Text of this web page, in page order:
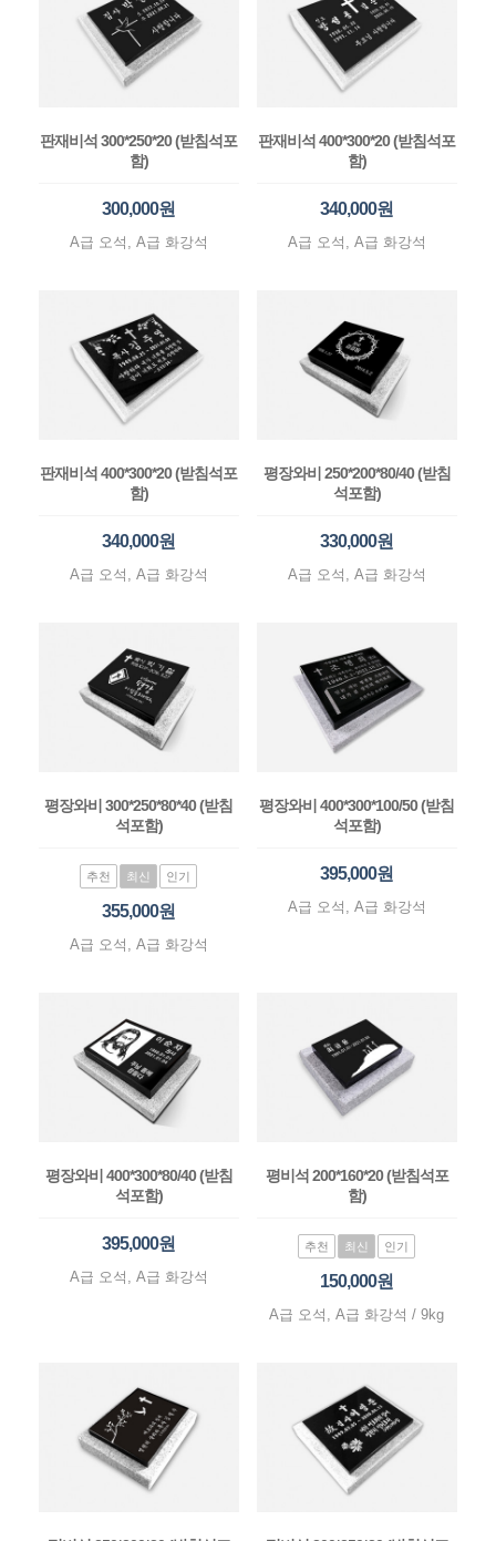
판재비석 300*250*20 (받침석포
함)
300,000원
A급 오석, A급 화강석
판재비석 400*300*20 (받침석포
함)
340,000원
A급 오석, A급 화강석
판재비석 400*300*20 (받침석포
함)
340,000원
A급 오석, A급 화강석
평장와비 250*200*80/40 (받침
석포함)
330,000원
A급 오석, A급 화강석
평장와비 300*250*80*40 (받침
석포함)
추천 최신 인기
355,000원
A급 오석, A급 화강석
평장와비 400*300*100/50 (받침
석포함)
395,000원
A급 오석, A급 화강석
평장와비 400*300*80/40 (받침
석포함)
395,000원
A급 오석, A급 화강석
평비석 200*160*20 (받침석포
함)
추천 최신 인기
150,000원
A급 오석, A급 화강석 / 9kg